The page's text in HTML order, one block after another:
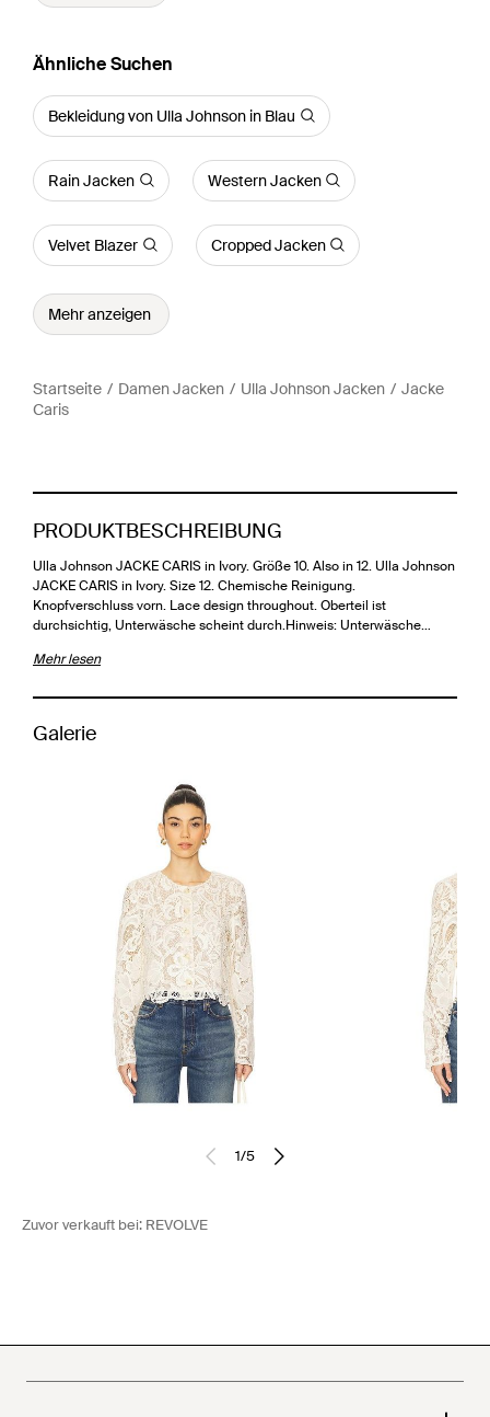
Ähnliche Suchen
Bekleidung von Ulla Johnson in Blau
Rain Jacken Western Jacken
Velvet Blazer Cropped Jacken
Mehr anzeigen
Startseite Damen Jacken Ulla Johnson Jacken
Jacke
Caris
PRODUKTBESCHREIBUNG
Ulla Johnson JACKE CARIS in Ivory. Größe 10. Also in 12. Ulla Johnson
JACKE CARIS in Ivory. Size 12. Chemische Reinigung.
Knopfverschluss vorn. Lace design throughout. Oberteil ist
durchsichtig, Unterwäsche scheint durch.Hinweis: Unterwäsche…
Mehr lesen
Galerie
1/5
Zuvor verkauft bei: REVOLVE